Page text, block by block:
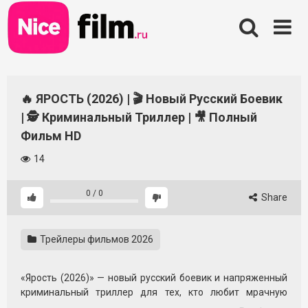
Skip
to
content
🔥 ЯРОСТЬ (2026) | 🎬 Новый Русский Боевик
| 🕵️ Криминальный Триллер | 🎥 Полный
Фильм HD
14
0 / 0 Share
Трейлеры фильмов 2026
«Ярость (2026)» — новый русский боевик и напряженный
криминальный триллер для тех, кто любит мрачную